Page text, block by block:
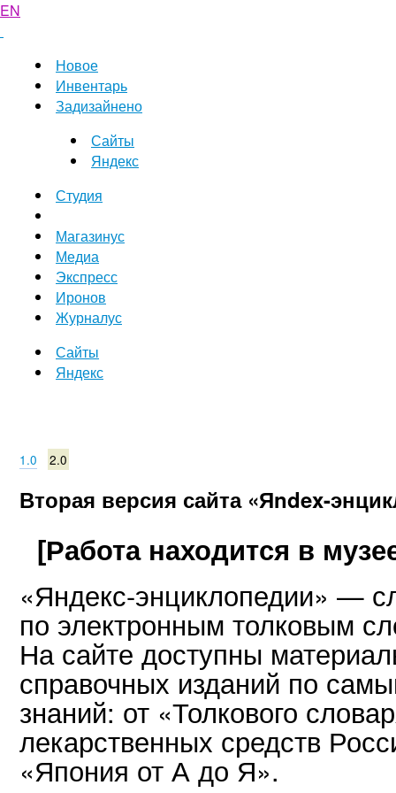
EN
Новое
Инвентарь
Задизайнено
Сайты
Яндекс
Студия
Магазинус
Медиа
Экспресс
Иронов
Журналус
Сайты
Яндекс
1.0 2.0
Вторая версия сайта «Яndex-
[Работа находится в
«Яндекс-энциклопедии» —
по электронным толковым
На сайте доступны
справочных изданий по
знаний: от «Толкового
лекарственных средств
«Япония от А до Я».